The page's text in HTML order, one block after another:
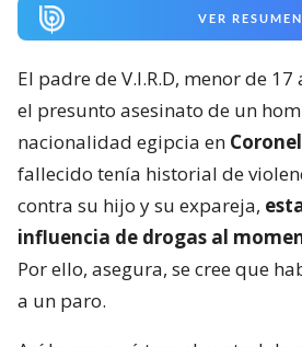
VER RESUMEN
El padre de V.I.R.D, menor de
el presunto asesinato de un
nacionalidad egipcia en Coronel
fallecido tenía historial de
contra su hijo y su expareja,
influencia de drogas al
Por ello, asegura, se cree que
a un paro.